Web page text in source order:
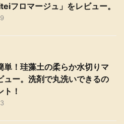
フロマージュ」をレビュー。
単！珪藻土の柔らか水切りマ
ュー。洗剤で丸洗いできるの
ト！